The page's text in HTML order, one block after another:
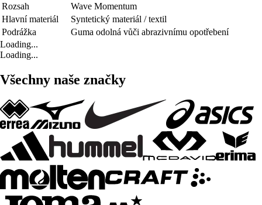
Rozsah
Wave Momentum
Hlavní materiál
Syntetický materiál / textil
Podrážka
Guma odolná vůči abrazivnímu opotřebení
Loading...
Loading...
Všechny naše značky